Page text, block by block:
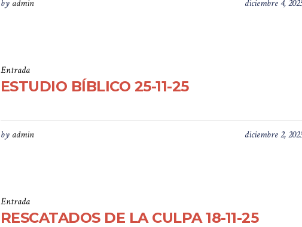
diciembre 4,
by admin
Entrada
ESTUDIO BÍBLICO 25-11-25
diciembre 2,
by admin
Entrada
RESCATADOS DE LA CULPA 18-11-25